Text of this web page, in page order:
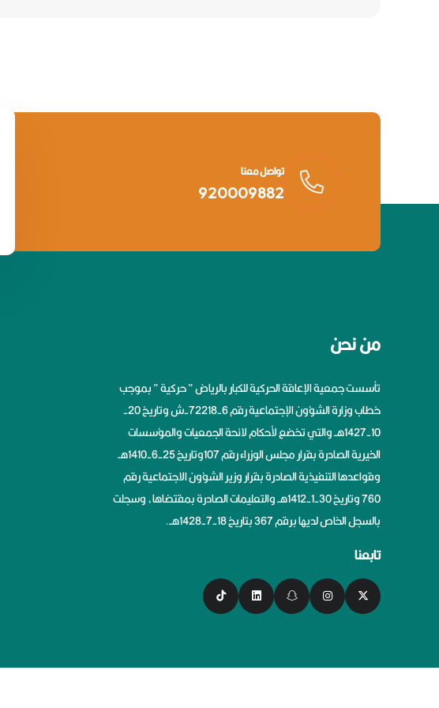
تواصل معنا
920009882
من نحن
تأسست جمعية الإعاقة الحركية للكبار بالرياض ” حركية ” بموجب
خطاب وزارة الشؤون الإجتماعية رقم 6-72218-ش وتاريخ 20-
10-1427هــ والتي تخضع لأحكام لائحة الجمعيات والمؤسسات
الخيرية الصادرة بقرار مجلس الوزراء رقم 107وتاريخ 25-6-1410هــ
وقواعدها التنفيذية الصادرة بقرار وزير الشؤون الاجتماعية رقم
760 وتاريخ 30-1-1412هــ والتعليمات الصادرة بمقتضاها، وسجلت
بالسجل الخاص لديها برقم 367 بتاريخ 18-7-1428هــ.
تابعنا